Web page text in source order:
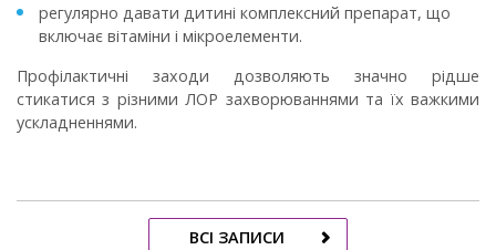
регулярно давати дитині комплексний препарат, що
включає вітаміни і мікроелементи.
Профілактичні заходи дозволяють значно рідше
стикатися з різними ЛОР захворюваннями та їх важкими
ускладненнями.
ВСІ ЗАПИСИ